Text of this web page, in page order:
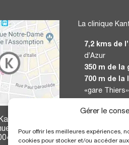
Gérer le
Pour offrir les meilleures expériences,
cookies pour stocker et/ou accéder
Centre
Durante
Nice
La clinique
7,2 kms de
d’Azur
350 m de la
700 m de la
«gare Thiers»